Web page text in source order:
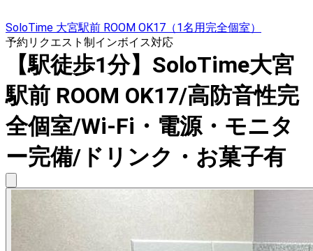
SoloTime 大宮駅前 ROOM OK17（1名用完全個室）
予約リクエスト制インボイス対応
【駅徒歩1分】SoloTime大宮
駅前 ROOM OK17/高防音性完
全個室/Wi-Fi・電源・モニタ
ー完備/ドリンク・お菓子有